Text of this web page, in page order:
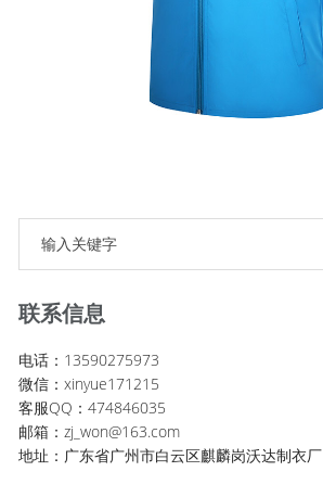
联系信息
电话：13590275973
微信：xinyue171215
客服QQ：474846035
邮箱：zj_won@163.com
地址：广东省广州市白云区麒麟岗沃达制衣厂